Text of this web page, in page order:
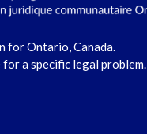
for Ontario, Canada.
a specific legal problem.